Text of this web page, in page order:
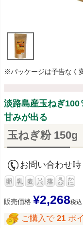
※パッケージは予告なく
淡路島産玉ねぎ100
甘みが出る
玉ねぎ粉 150g
お問い合わせ時
販売価格 ¥2,268税込
ご購入で 21 ポ